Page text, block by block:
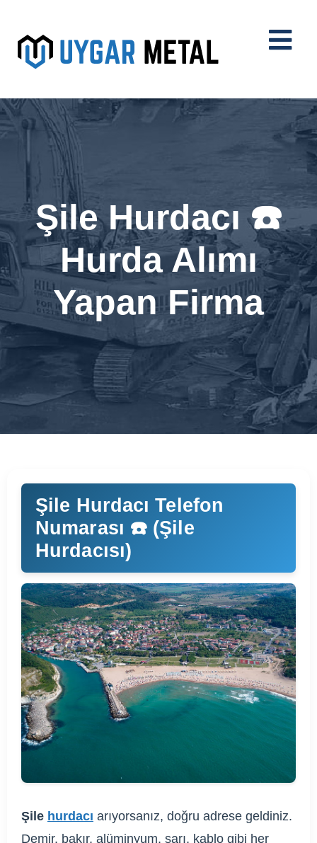
Şile Hurdacı ☎️
Hurda Alımı
Yapan Firma
Şile Hurdacı Telefon
Numarası ☎️ (Şile
Hurdacısı)
Şile hurdacı arıyorsanız, doğru adrese geldiniz.
Demir, bakır, alüminyum, sarı, kablo gibi her